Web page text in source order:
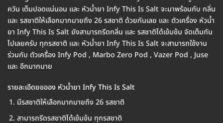
ควัน เต็มปอดแน่นอน และ หัวน้ำยา Infy This Is Salt จะมาพร้อมกับ กลิ่น
และ รสชาติให้เลือกมากมายถึง 26 รสชาติ ด้วยกันเลย และ ตัวเครื่อง หัวน้ำ
ยา Infy This Is Salt ยังสามารถรีดกลิ่น และ รสชาติได้เข้มข้น จัดเต็มกัน
ไปเลยครับ ทุกรสชาติ และ หัวน้ำยา Infy This Is Salt จะสามารถใช้งาน
ร่วมกับ ตัวเครื่อง Infy Pod , Marbo Zero Pod , Vazer Pod , Juse
และ อีกมากมาย
รายละเอีดยขออง หัวน้ำยา Infy This Is Salt
มีรสชาติให้เลือกมากมายถึง 26 รสชาติ
สามารถรีดรสชาติได้เข้มข้น ทุกรสชาติ